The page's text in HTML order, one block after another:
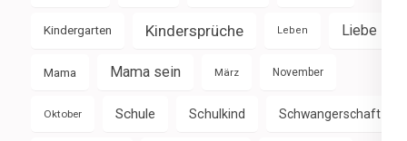
Kindergarten Kindersprüche Leben Liebe
Mama Mama sein März November
Oktober Schule Schulkind Schwangerschaft